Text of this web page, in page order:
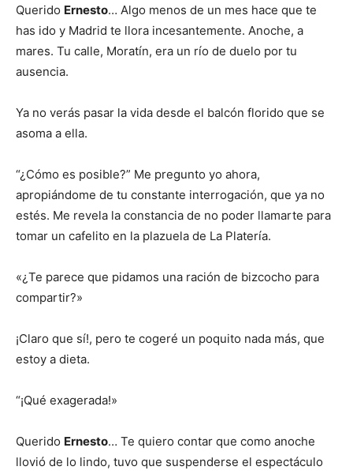
Querido Ernesto… Algo menos de un mes hace que te
has ido y Madrid te llora incesantemente. Anoche, a
mares. Tu calle, Moratín, era un río de duelo por tu
ausencia.
Ya no verás pasar la vida desde el balcón florido que se
asoma a ella.
“¿Cómo es posible?” Me pregunto yo ahora,
apropiándome de tu constante interrogación, que ya no
estés. Me revela la constancia de no poder llamarte para
tomar un cafelito en la plazuela de La Platería.
«¿Te parece que pidamos una ración de bizcocho para
compartir?»
¡Claro que sí!, pero te cogeré un poquito nada más, que
estoy a dieta.
“¡Qué exagerada!»
Querido Ernesto… Te quiero contar que como anoche
llovió de lo lindo, tuvo que suspenderse el espectáculo